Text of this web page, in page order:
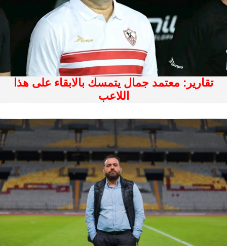
تقارير: معتمد جمال يتمسك بالابقاء على هذا
اللاعب